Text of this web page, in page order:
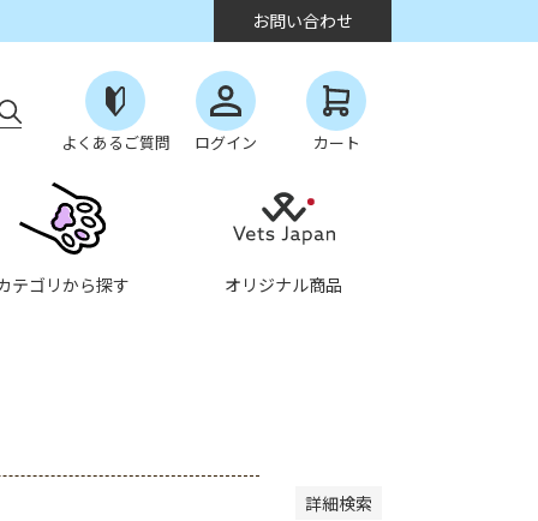
お問い合わせ
よくあるご質問 ログイン カート
テゴリから探す オリジナル商品
詳細検索
商品を表示しない